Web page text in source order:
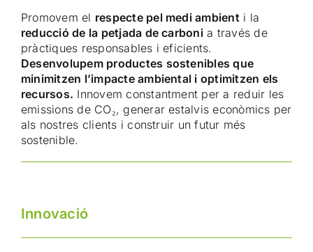
Promovem el respecte pel medi ambienti la
reducció de la petjada de carbonia través de
pràctiques responsables i eficients.
Desenvolupem productes sostenibles que
minimitzen l’impacte ambiental i optimitzen els
recursos. Innovem constantment per a reduir les
emissions de CO₂, generar estalvis econòmics per
als nostres clients i construir un futur més
sostenible.
Innovació